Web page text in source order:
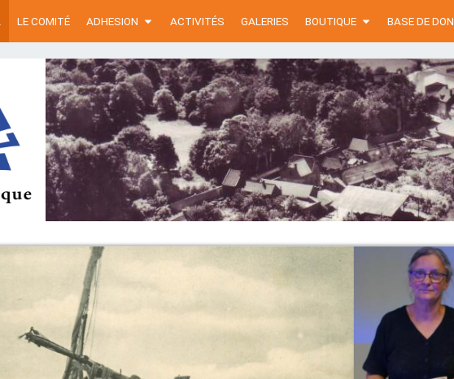
LE COMITÉ ADHESION ACTIVITÉS GALERIES BOUTIQUE BASE DE